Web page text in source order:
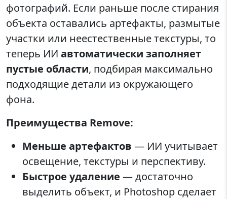
фотографий. Если раньше после стирания
объекта оставались артефакты, размытые
участки или неестественные текстуры, то
теперь ИИ автоматически заполняет
пустые области, подбирая максимально
подходящие детали из окружающего
фона.
Преимущества Remove:
Меньше артефактов — ИИ учитывает
освещение, текстуры и перспективу.
Быстрое удаление — достаточно
выделить объект, и Photoshop сделает